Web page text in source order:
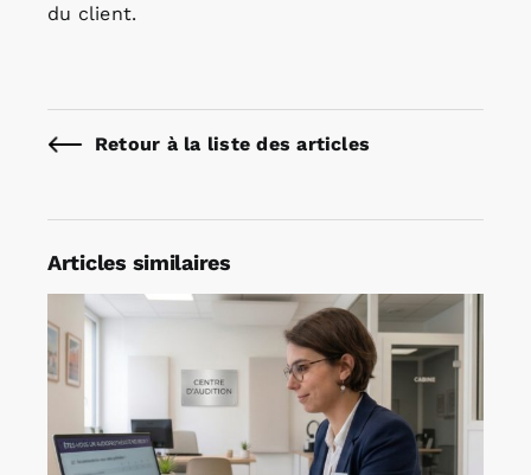
du client.
Retour à la liste des articles
Articles similaires